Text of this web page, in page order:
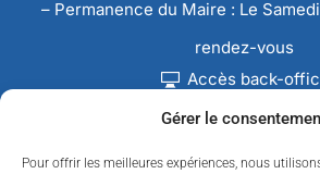
Gérer le
Pour offrir les meilleures expériences, nous
– Permanence du Maire : Le
rendez-vous
Accès back-